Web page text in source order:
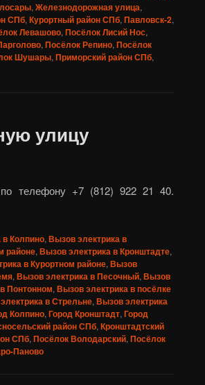
, Железнодорожная улица,
СПб, Курортный район СПб, Павловск-2,
Левашово, Посёлок Лисий Нос,
, Посёлок Репино, Посёлок
Шушары, Приморский район СПб,
улицу
по телефону +7 (812) 922 21 40.
Колпино, Вызов электрика в
районе, Вызов электрика в Кронштадте,
в Курортном районе, Вызов
, Вызов электрика в Песочный, Вызов
Понтонном, Вызов электрика в посёлке
в Стрельне, Вызов электрика
Колпино, Город Кронштадт, Город
район СПб, Кронштадтский
СПб, Посёлок Володарский, Посёлок
Паново